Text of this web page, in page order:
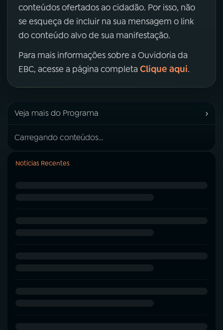
conteúdos ofertados ao cidadão. Por isso, não
se esqueça de incluir na sua mensagem o link
do conteúdo alvo de sua manifestação.
Para mais informações sobre a Ouvidoria da
EBC, acesse a página completa Clique aqui.
Veja mais do Programa ›
Carregando conteúdos...
Notícias Recentes